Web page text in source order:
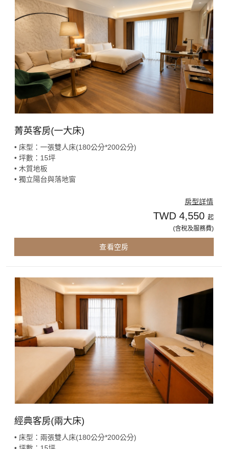
菁英客房(一大床)
• 床型：一張雙人床(180公分*200公分)
• 坪數：15坪
• 木質地板
• 獨立陽台與落地窗
房型詳情
TWD 4,550 起
(含稅及服務費)
查看空房
經典客房(兩大床)
• 床型：兩張雙人床(180公分*200公分)